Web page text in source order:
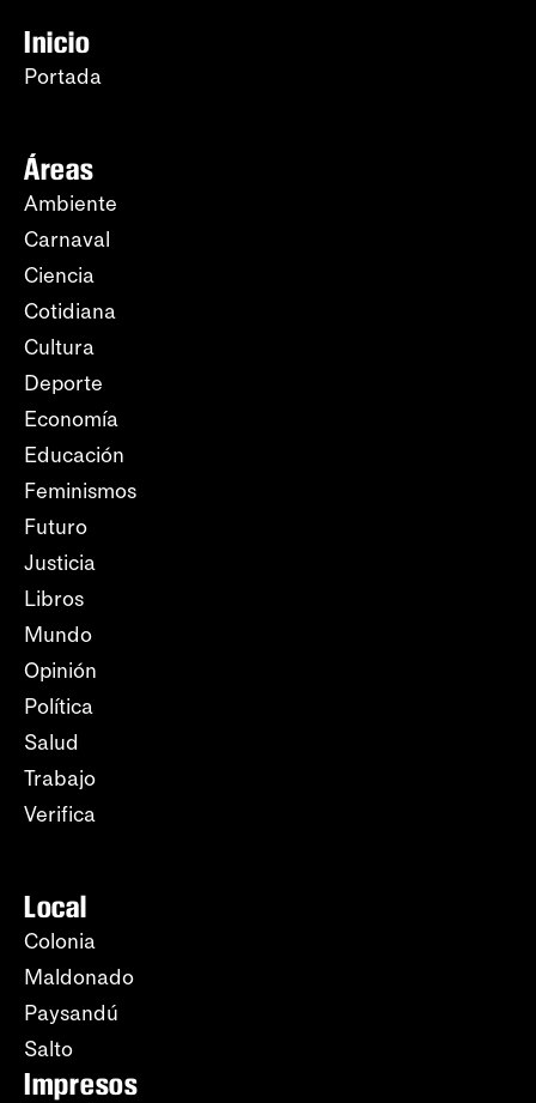
Inicio
Portada
Áreas
Ambiente
Carnaval
Ciencia
Cotidiana
Cultura
Deporte
Economía
Educación
Feminismos
Futuro
Justicia
Libros
Mundo
Opinión
Política
Salud
Trabajo
Verifica
Local
Colonia
Maldonado
Paysandú
Salto
Impresos